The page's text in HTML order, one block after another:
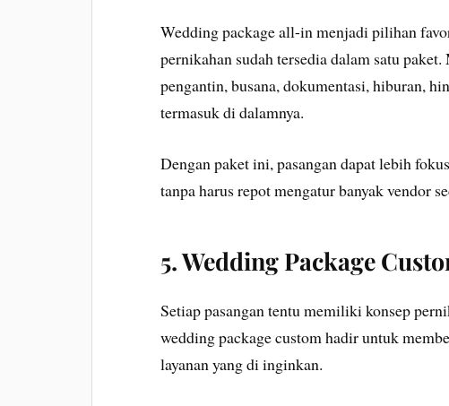
Wedding package all-in menjadi pilihan
pernikahan sudah tersedia dalam satu
pengantin, busana, dokumentasi, hiburan,
termasuk di dalamnya.
Dengan paket ini, pasangan dapat lebih
tanpa harus repot mengatur banyak vendor
5. Wedding Package
Setiap pasangan tentu memiliki konsep
wedding package custom hadir untuk
layanan yang di inginkan.